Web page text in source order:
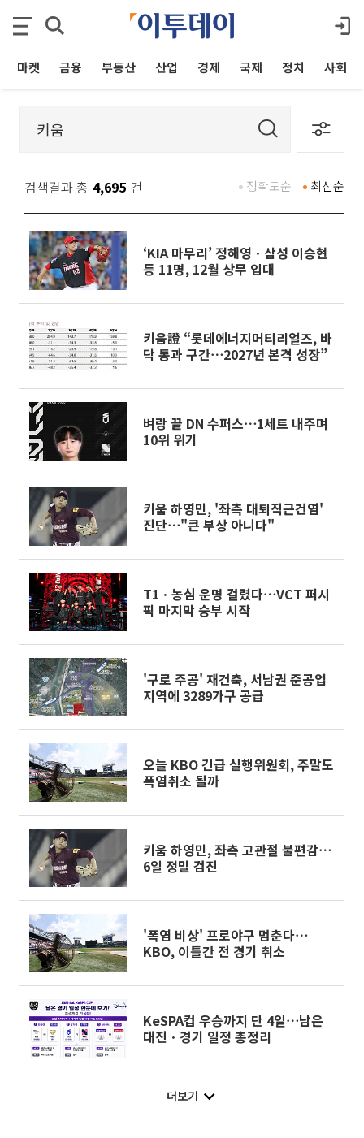
마켓 금융 부동산 산업 경제 국제 정치 사회
검색결과 총 4,695 건 최신순
정확도순
‘KIA 마무리’ 정해영ㆍ삼성 이승현
등 11명, 12월 상무 입대
키움證 “롯데에너지머티리얼즈, 바
닥 통과 구간⋯2027년 본격 성장”
벼랑 끝 DN 수퍼스⋯1세트 내주며
10위 위기
키움 하영민, '좌측 대퇴직근건염'
진단⋯"큰 부상 아니다"
T1ㆍ농심 운명 걸렸다⋯VCT 퍼시
픽 마지막 승부 시작
'구로 주공' 재건축, 서남권 준공업
지역에 3289가구 공급
오늘 KBO 긴급 실행위원회, 주말도
폭염취소 될까
키움 하영민, 좌측 고관절 불편감⋯
6일 정밀 검진
'폭염 비상' 프로야구 멈춘다⋯
KBO, 이틀간 전 경기 취소
KeSPA컵 우승까지 단 4일⋯남은
대진ㆍ경기 일정 총정리
더보기